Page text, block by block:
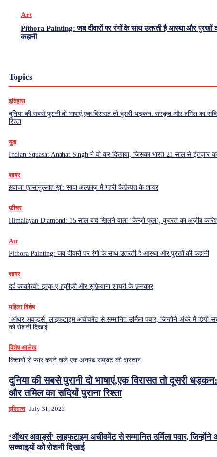
Art
Pithora Painting: जब दीवारों पर रंगों के साथ उतरती है आस्था और पुरखों
कहानी
Topics
इतिहास
दुनिया की सबसे पुरानी दो भाषाएं,एक विरासत तो दूसरी धड़कन: संस्कृत और तमिल का
रिश्ता
युवा
Indian Squash: Anahat Singh ने वो कर दिखाया, जिसका भारत 21 साल से इंतज़ार
शायर
ख़्वाजा एहसानुल्लाह ख़ां: सादा अल्फ़ाज़ में गहरी कैफ़ियत के शायर
फ़ीचर
Himalayan Diamond: 15 साल बाद खिलने वाला ‘केन्ज़ो फूल’, कुदरत का अज़ीब
Art
Pithora Painting: जब दीवारों पर रंगों के साथ उतरती है आस्था और पुरखों की कहानी
शायर
दर्द काकोरवी: इश्क़-ए-हक़ीक़ी और सूफ़ियाना शायरी के फ़नकार
महिला विशेष
‘ऑथर अवार्ड्स’ लाइफटाइम अचीवमेंट से सम्मानित उर्मिला पवार, जिन्होंने अंधेरे में छिपी
को रोशनी दिखाई
विशेष आलेख
किताबों से प्यार करने वाले एक अनपढ़ सम्राट की दास्तान
दुनिया की सबसे पुरानी दो भाषाएं,एक विरासत तो दूसरी
और तमिल का सदियों पुराना रिश्ता
इतिहास July 31, 2026
‘ऑथर अवार्ड्स’ लाइफटाइम अचीवमेंट से सम्मानित उर्मिला पवार, जिन्होंने
सच्चाइयों को रोशनी दिखाई